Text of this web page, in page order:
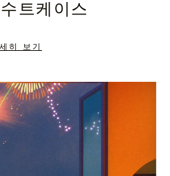
트케이스
히 보기